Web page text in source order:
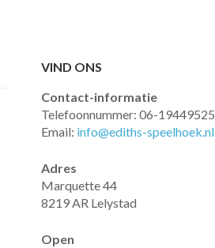
VIND ONS
Contact-informatie
Telefoonnummer: 06-19449525
Email: info@ediths-speelhoek.nl
Adres
Marquette 44
8219 AR Lelystad
Open